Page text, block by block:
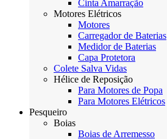
Cinta Amarração
Motores Elétricos
Motores
Carregador de Baterias
Medidor de Baterias
Capa Protetora
Colete Salva Vidas
Hélice de Reposição
Para Motores de Popa
Para Motores Elétricos
Pesqueiro
Boias
Boias de Arremesso